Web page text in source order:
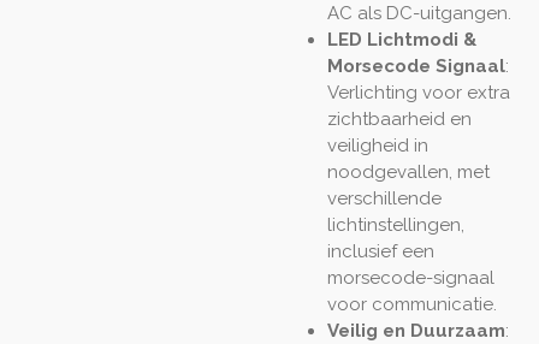
AC als DC-uitgangen.
LED Lichtmodi &
Morsecode Signaal:
Verlichting voor extra
zichtbaarheid en
veiligheid in
noodgevallen, met
verschillende
lichtinstellingen,
inclusief een
morsecode-signaal
voor communicatie.
Veilig en Duurzaam: